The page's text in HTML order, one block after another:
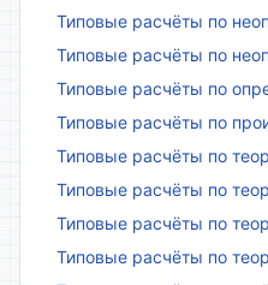
Типовые расчёты по
Типовые расчёты по
Типовые расчёты по
Типовые расчёты по
Типовые расчёты по
Типовые расчёты по
Типовые расчёты по
Типовые расчёты по